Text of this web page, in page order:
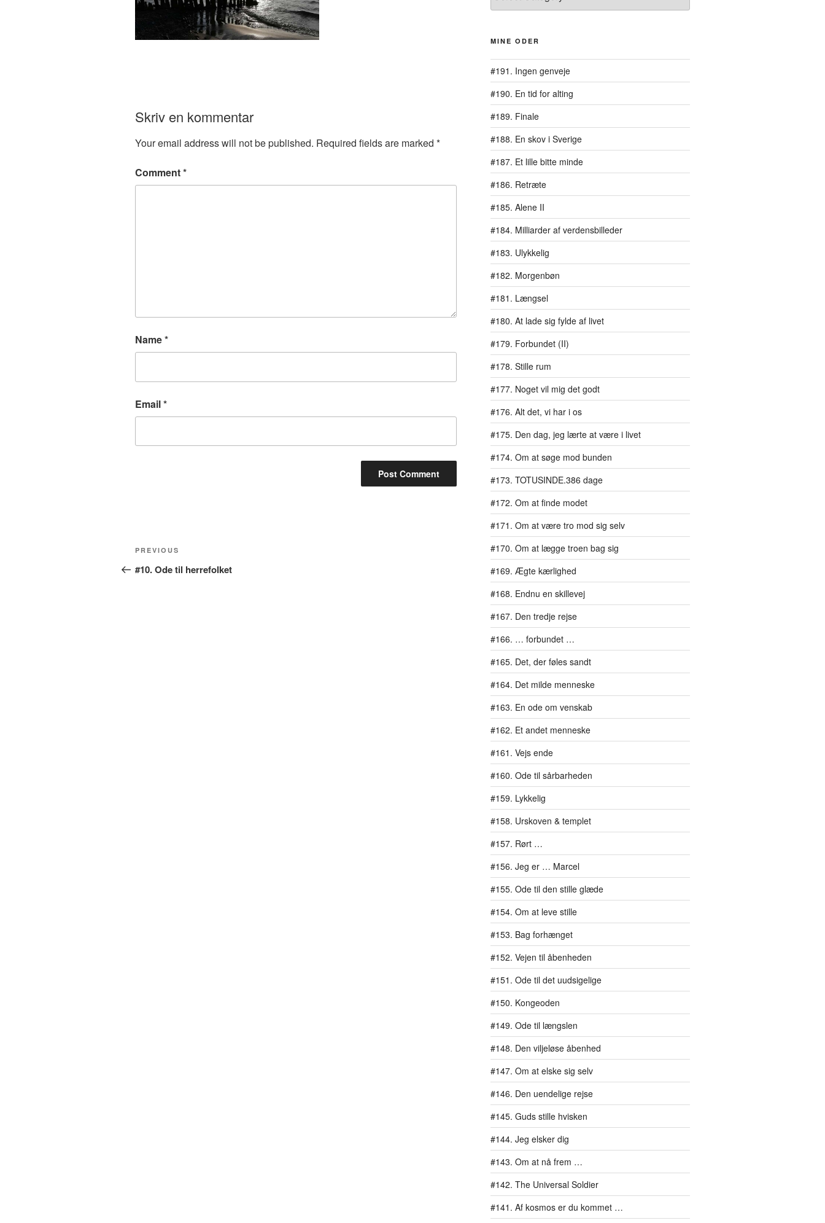
Skriv en kommentar
Your email address will not be published. Required fields are marked *
Comment*
Name*
Email*
Post
navigation
Previous
Post
PREVIOUS
#10. Ode til herrefolket
MINE ODER
#191. Ingen genveje
#190. En tid for alting
#189. Finale
#188. En skov i Sverige
#187. Et lille bitte minde
#186. Retræte
#185. Alene II
#184. Milliarder af verdensbilleder
#183. Ulykkelig
#182. Morgenbøn
#181. Længsel
#180. At lade sig fylde af livet
#179. Forbundet (II)
#178. Stille rum
#177. Noget vil mig det godt
#176. Alt det, vi har i os
#175. Den dag, jeg lærte at være i livet
#174. Om at søge mod bunden
#173. TOTUSINDE.386 dage
#172. Om at finde modet
#171. Om at være tro mod sig selv
#170. Om at lægge troen bag sig
#169. Ægte kærlighed
#168. Endnu en skillevej
#167. Den tredje rejse
#166. … forbundet …
#165. Det, der føles sandt
#164. Det milde menneske
#163. En ode om venskab
#162. Et andet menneske
#161. Vejs ende
#160. Ode til sårbarheden
#159. Lykkelig
#158. Urskoven & templet
#157. Rørt …
#156. Jeg er … Marcel
#155. Ode til den stille glæde
#154. Om at leve stille
#153. Bag forhænget
#152. Vejen til åbenheden
#151. Ode til det uudsigelige
#150. Kongeoden
#149. Ode til længslen
#148. Den viljeløse åbenhed
#147. Om at elske sig selv
#146. Den uendelige rejse
#145. Guds stille hvisken
#144. Jeg elsker dig
#143. Om at nå frem …
#142. The Universal Soldier
#141. Af kosmos er du kommet …